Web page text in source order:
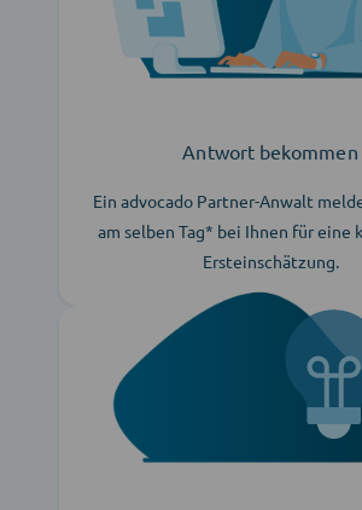
Antwort bekommen
Ein advocado Partner-Anwalt
am selben Tag* bei Ihnen für eine
Ersteinschätzung.